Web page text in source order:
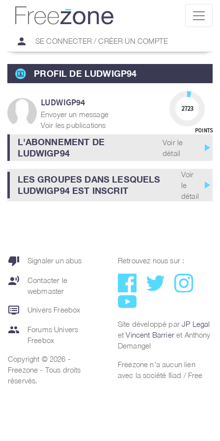
person SE CONNECTER / CRÉER UN COMPTE
PROFIL DE LUDWIGP94
LUDWIGP94
Envoyer un message
Voir les publications
2723
POINTS
L'ABONNEMENT DE
LUDWIGP94
Voir le
détail
play_arrow
LES GROUPES DANS LESQUELS
LUDWIGP94 EST INSCRIT
Voir
le
détail
play_arrow
thumb_down Signaler un abus
record_voice_over
Contacter le
webmaster
dvr Univers Freebox
group
Forums Univers
Freebox
Copyright © 2026 -
Freezone - Tous droits
réservés.
Retrouvez nous sur :
Site développé parJP Legal
etVincent Barrieret Anthony
Demangel
Freezone n'a aucun lien
avec la société Iliad / Free